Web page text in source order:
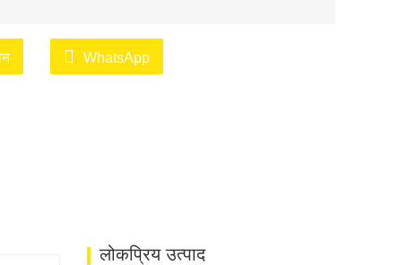
WhatsApp
लोकप्रिय उत्पाद